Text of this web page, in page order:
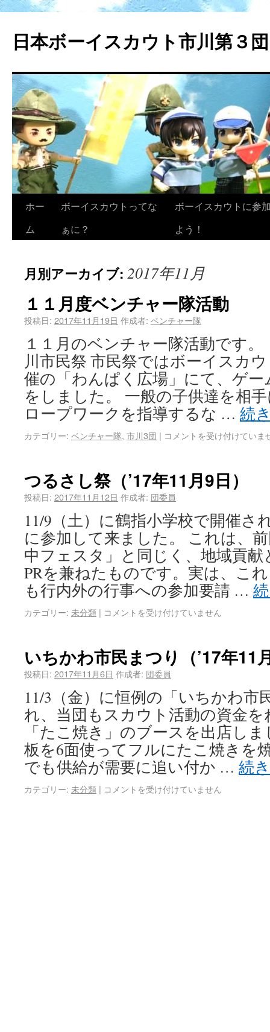
日本ボーイスカウト市川第３団
ホー
ム
ボーイスカウトってな
ぁに？
ボーイスカウトに参
よう！
月別アーカイブ: 2017年11月
１１月度ベンチャー隊活動
投稿日: 2017年11月19日 作成者: ベンチャー隊
１１月のベンチャー隊活動です。
川市民祭 市民祭ではボーイスカ
催の「わんぱく広場」にて、ゲ
をしました。 一般の子供達を相
ロープワークを指導するな … 続
カテゴリー: ベンチャー隊, 市川3団 | コメントを受け付けていま
つるさし祭（’17年11月9日）
投稿日: 2017年11月12日 作成者: 団委員
11/9（土）に鶴指小学校で開催さ
に参加して来ました。 これは、
中フェスタ」と同じく、地域貢
PRを兼ねたものです。実は、こ
も行内外の行事への参加要請 …
カテゴリー: 未分類 | コメントを受け付けていません
いちかわ市民まつり（’17年11
投稿日: 2017年11月6日 作成者: 団委員
11/3（金）に恒例の「いちかわ市
れ、当団もスカウト活動の資金
「たこ焼き」のブースを出店し
板を6面使ってフルにたこ焼きを
でも供給が需要に追い付か … 続
カテゴリー: 未分類 | コメントを受け付けていません